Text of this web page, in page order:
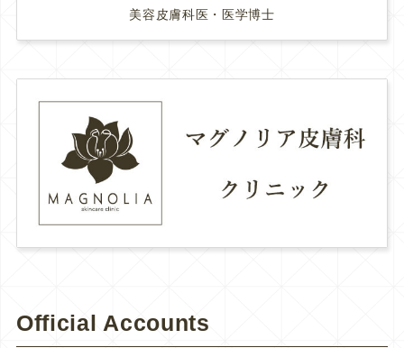
美容皮膚科医・医学博士
Official Accounts